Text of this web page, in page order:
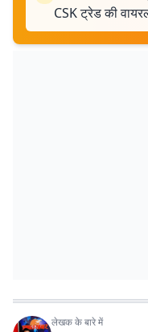
CSK ट्रेड की
लेखक के बारे में